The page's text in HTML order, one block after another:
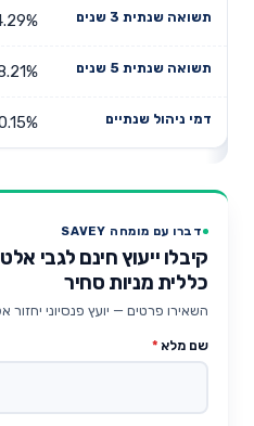
דברו עם מומחה SAVEY
קיבלו ייעוץ חינם לגבי
כללית מניות סחיר
השאירו פרטים — יועץ פנסיוני יחזור אליכם
שם מלא *